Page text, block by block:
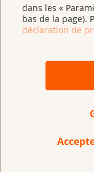
dans les «
bas de la page).
déclaration de
il